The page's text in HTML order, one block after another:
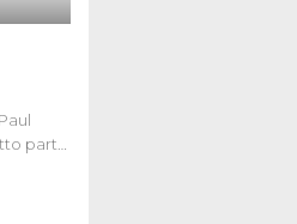
parte